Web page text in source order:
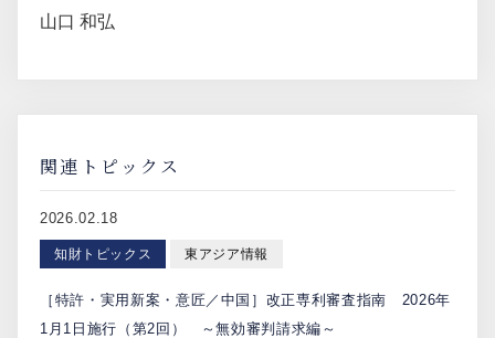
山口 和弘
関連トピックス
2026.02.18
知財トピックス 東アジア情報
［特許・実用新案・意匠／中国］改正専利審査指南 2026年
1月1日施行（第2回） ～無効審判請求編～